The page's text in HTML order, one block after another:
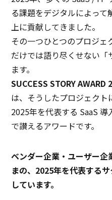
る課題をデジタルによっ
上に貢献してきました。
その一つひとつのプロジ
だけでは語り尽くせない「
ます。
SUCCESS STORY
は、そうしたプロジェクト
2025年を代表する SaaS
で讃えるアワードです。
ベンダー企業・ユーザー
まの、2025年を代表する
しています。